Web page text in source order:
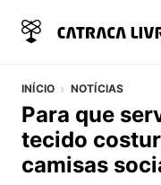
INÍCIO NOTÍCIAS
Para que
tecido
camisas